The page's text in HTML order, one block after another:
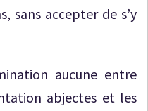
sans accepter de s’y
aucune entre
abjectes et les